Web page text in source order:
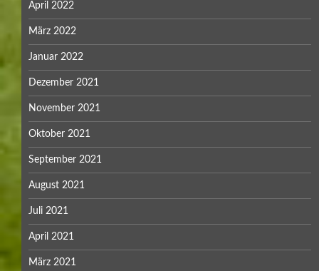
April 2022
März 2022
Januar 2022
Dezember 2021
November 2021
Oktober 2021
September 2021
August 2021
Juli 2021
April 2021
März 2021